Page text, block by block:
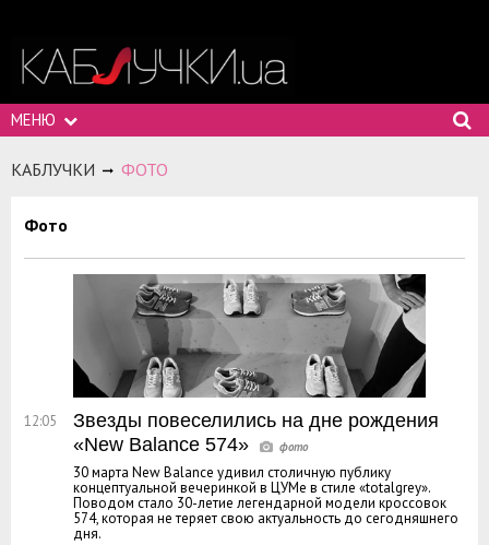
МЕНЮ
КАБЛУЧКИ ФОТО
Фото
12:05
Звезды повеселились на дне рождения
«New Balance 574»
30 марта New Balance удивил столичную публику
концептуальной вечеринкой в ЦУМе в стиле «totalgrey».
Поводом стало 30-летие легендарной модели кроссовок
574, которая не теряет свою актуальность до сегодняшнего
дня.